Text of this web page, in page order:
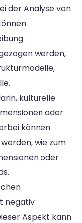
der Analyse von
werden,
kulturelle
oder
können
wie zum
oder
negativ
Aspekt kann